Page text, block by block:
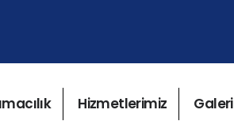
Hizmetlerimiz Galeri